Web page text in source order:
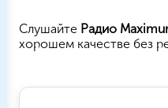
Cлушайте Радио
хорошем качестве без